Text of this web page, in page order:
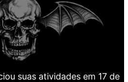
suas atividades em 17 de